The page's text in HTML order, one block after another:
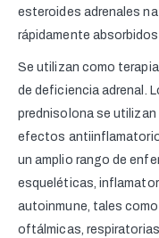
esteroides adrenales
rápidamente
Se utilizan como
de deficiencia adrenal.
prednisolona se
efectos
un amplio rango de
esqueléticas,
autoinmune, tales
oftálmicas,